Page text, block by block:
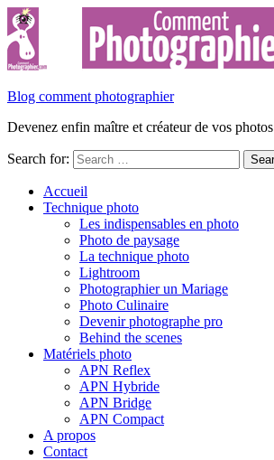
Blog comment photographier
Devenez enfin maître et créateur de vos photos
Search for:
Accueil
Technique photo
Les indispensables en photo
Photo de paysage
La technique photo
Lightroom
Photographier un Mariage
Photo Culinaire
Devenir photographe pro
Behind the scenes
Matériels photo
APN Reflex
APN Hybride
APN Bridge
APN Compact
A propos
Contact